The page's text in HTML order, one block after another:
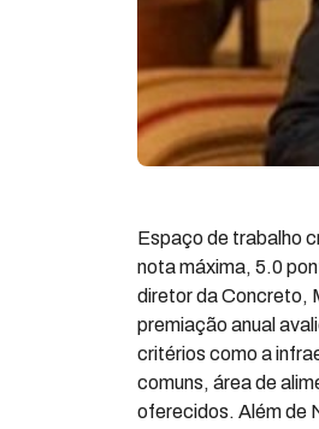
Espaço de trabalho
nota máxima, 5.0
diretor da Concreto,
premiação anual
critérios como a
comuns, área de
oferecidos. Além de